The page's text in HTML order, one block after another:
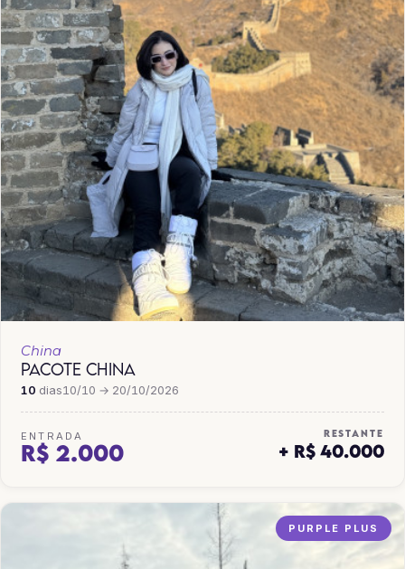
China
PACOTE CHINA
10 dias10/10 → 20/10/2026
ENTRADA
R$ 2.000
RESTANTE
+ R$ 40.000
PURPLE PLUS